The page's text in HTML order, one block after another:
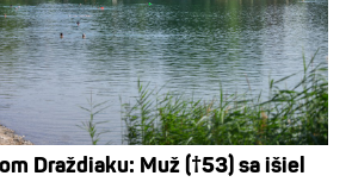
Draždiaku: Muž (†53) sa išiel